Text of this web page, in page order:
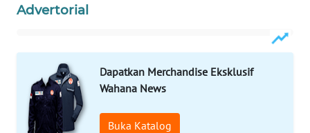
Advertorial
Dapatkan Merchandise Eksklusif
Wahana News
Buka Katalog
WAHANA
OTOMOTIF
WAHANA
HEALTH